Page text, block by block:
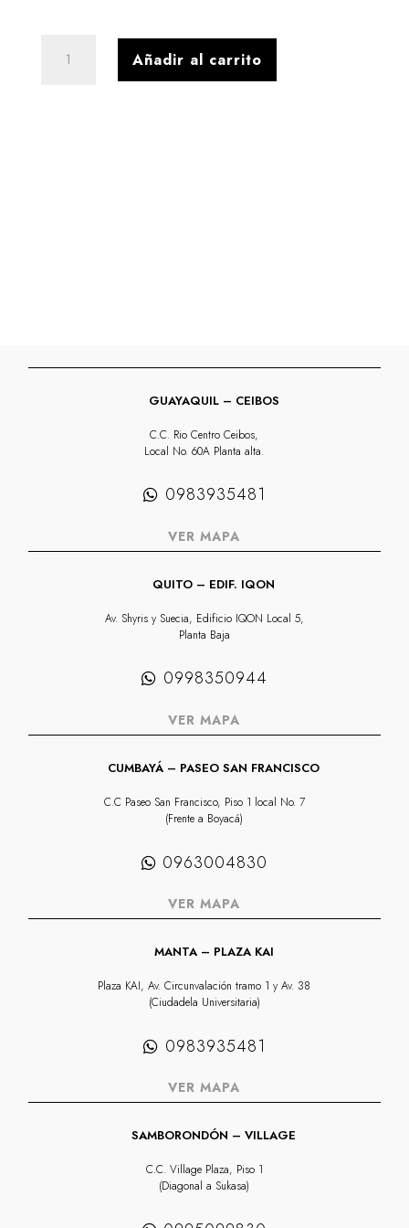
CASUAL
Añadir al carrito
GUAYAQUIL – CEIBOS
C.C. Rio Centro Ceibos,
Local No. 60A Planta alta.
0983935481
VER MAPA
QUITO – EDIF. IQON
Av. Shyris y Suecia, Edificio IQON Local 5,
Planta Baja
0998350944
VER MAPA
CUMBAYÁ – PASEO SAN FRANCISCO
C.C Paseo San Francisco, Piso 1 local No. 7
(Frente a Boyacá)
0963004830
VER MAPA
MANTA – PLAZA KAI
Plaza KAI, Av. Circunvalación tramo 1 y Av. 38
(Ciudadela Universitaria)
0983935481
VER MAPA
SAMBORONDÓN – VILLAGE
C.C. Village Plaza, Piso 1
(Diagonal a Sukasa)